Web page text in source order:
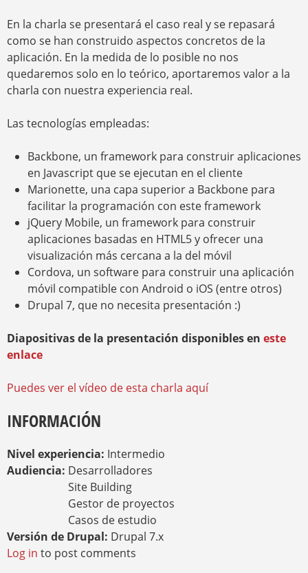
En la charla se presentará el caso real y se repasará
como se han construido aspectos concretos de la
aplicación. En la medida de lo posible no nos
quedaremos solo en lo teórico, aportaremos valor a la
charla con nuestra experiencia real.
Las tecnologías empleadas:
Backbone, un framework para construir aplicaciones
en Javascript que se ejecutan en el cliente
Marionette, una capa superior a Backbone para
facilitar la programación con este framework
jQuery Mobile, un framework para construir
aplicaciones basadas en HTML5 y ofrecer una
visualización más cercana a la del móvil
Cordova, un software para construir una aplicación
móvil compatible con Android o iOS (entre otros)
Drupal 7, que no necesita presentación :)
Diapositivas de la presentación disponibles en este
enlace
Puedes ver el vídeo de esta charla aquí
INFORMACIÓN
Nivel experiencia: Intermedio
Audiencia: Desarrolladores
Site Building
Gestor de proyectos
Casos de estudio
Versión de Drupal: Drupal 7.x
Log in to post comments